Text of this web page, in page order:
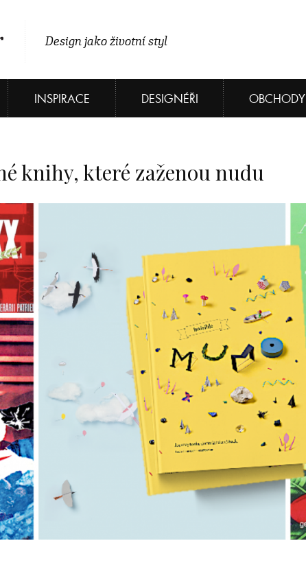
Design jako životní styl
INSPIRACE DESIGNÉŘI OBCHODY
knihy, které zaženou nudu